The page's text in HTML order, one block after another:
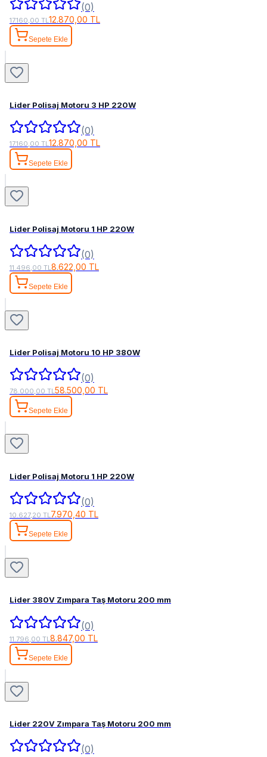
(0)
17.160,00 TL 12.870,00 TL
Sepete Ekle
Lider Polisaj Motoru 3 HP 220W
(0)
17.160,00 TL12.870,00 TL
Sepete Ekle
Lider Polisaj Motoru 1 HP 220W
(0)
11.496,00 TL8.622,00 TL
Sepete Ekle
Lider Polisaj Motoru 10 HP 380W
(0)
78.000,00 TL58.500,00 TL
Sepete Ekle
Lider Polisaj Motoru 1 HP 220W
(0)
10.627,20 TL7.970,40 TL
Sepete Ekle
Lider 380V Zımpara Taş Motoru 200 mm
(0)
11.796,00 TL 8.847,00 TL
Sepete Ekle
Lider 220V Zımpara Taş Motoru 200 mm
(0)